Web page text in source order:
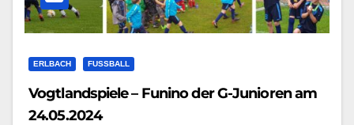
ERLBACH FUSSBALL
Vogtlandspiele – Funino der G-Junioren am
24.05.2024